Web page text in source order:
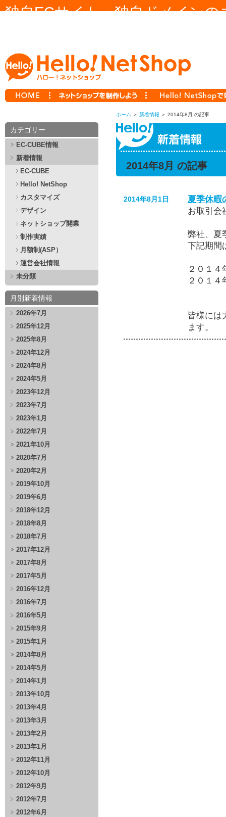
独自ECサイト・独自ドメイン
ホーム ＞ 新着情報 ＞ 2014年8月 の記事
2014年8月 の記事
2014年8月1日
夏季休暇
お取引
弊社、夏
下記期間
２０１４
２０１４
皆様には
ます。
カテゴリー
EC-CUBE情報
新着情報
EC-CUBE
Hello! NetShop
カスタマイズ
デザイン
ネットショップ開業
制作実績
月額制(ASP）
運営会社情報
未分類
月別新着情報
2026年7月
2025年12月
2025年8月
2024年12月
2024年8月
2024年5月
2023年12月
2023年7月
2023年1月
2022年7月
2021年10月
2020年7月
2020年2月
2019年10月
2019年6月
2018年12月
2018年8月
2018年7月
2017年12月
2017年8月
2017年5月
2016年12月
2016年7月
2016年5月
2015年9月
2015年1月
2014年8月
2014年5月
2014年1月
2013年10月
2013年4月
2013年3月
2013年2月
2013年1月
2012年11月
2012年10月
2012年9月
2012年7月
2012年6月